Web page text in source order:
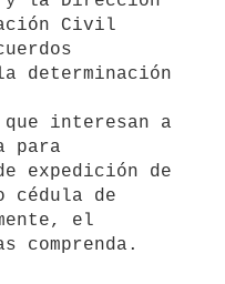
Civil
determinación
que interesan a
para
expedición de
de
el
comprenda.